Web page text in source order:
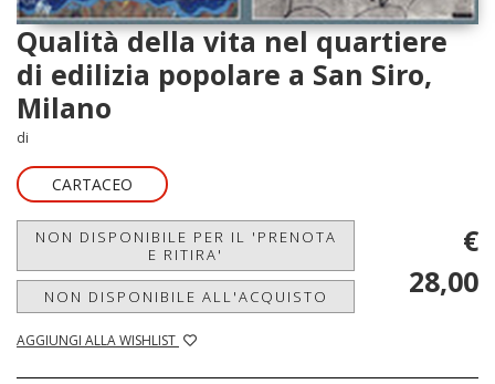
Qualità della vita nel quartiere
di edilizia popolare a San Siro,
Milano
di
CARTACEO
NON DISPONIBILE PER IL 'PRENOTA
E RITIRA'
NON DISPONIBILE ALL'ACQUISTO
AGGIUNGI ALLA WISHLIST
€
28,00